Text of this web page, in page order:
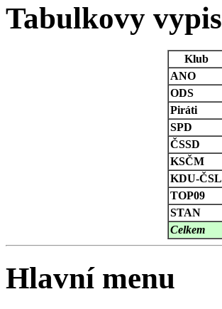
Tabulkovy vypis
Klub
ANO
ODS
Piráti
SPD
ČSSD
KSČM
KDU-ČSL
TOP09
STAN
Celkem
Hlavní menu